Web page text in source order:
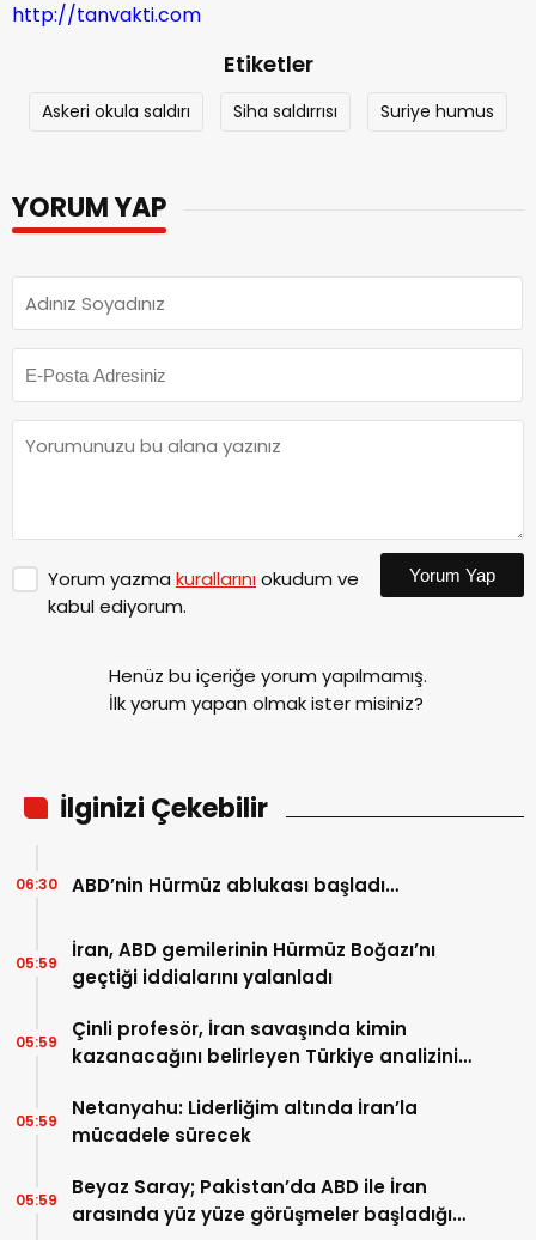
http://tanvakti.com
Etiketler
Askeri okula saldırı Siha saldırrısı Suriye humus
YORUM YAP
Yorum yazma kurallarınıokudum ve
kabul ediyorum.
Yorum Yap
Henüz bu içeriğe yorum yapılmamış.
İlk yorum yapan olmak ister misiniz?
İlginizi Çekebilir
ABD’nin Hürmüz ablukası başladı…
06:30
İran, ABD gemilerinin Hürmüz Boğazı’nı
geçtiği iddialarını yalanladı
05:59
Çinli profesör, İran savaşında kimin
kazanacağını belirleyen Türkiye analizini
05:59
Netanyahu: Liderliğim altında İran’la
mücadele sürecek
05:59
Beyaz Saray; Pakistan’da ABD ile İran
arasında yüz yüze görüşmeler başladığını
05:59